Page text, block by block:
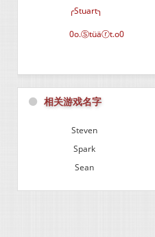
╭Stuart╮
0o.Ⓢtüäⓡt.o0
⚫ 相关游戏名字
Steven
Spark
Sean